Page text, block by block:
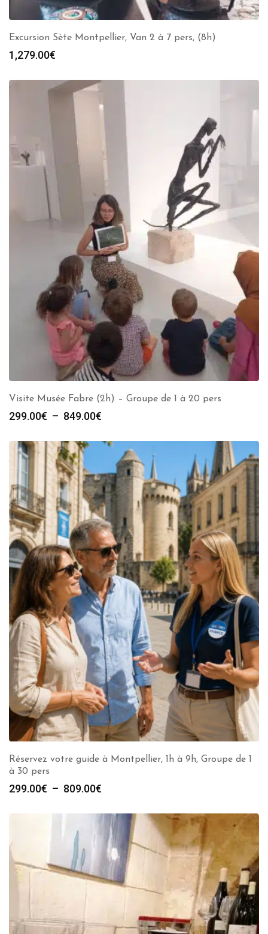
Excursion Sète Montpellier, Van 2 à 7 pers, (8h)
1,279.00€
Visite Musée Fabre (2h) – Groupe de 1 à 20 pers
299.00€ – 849.00€
prix :
299.00€
à
849.00€
Réservez votre guide à Montpellier, 1h à 9h, Groupe de 1
à 30 pers
299.00€ – 809.00€
prix :
299.00€
809.00€